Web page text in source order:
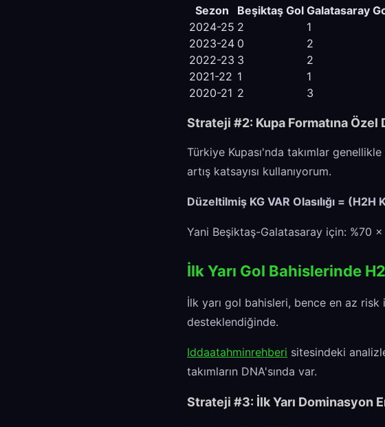
Sezon Beşiktaş Gol Galatasaray
2024-25 2 1
2023-24 0 2
2022-23 3 2
2021-22 1 1
2020-21 2 3
Strateji #2: Kupa Formatına Özel
Türkiye Kupası'nda takımlar
artış katsayısı kullanıyorum.
Düzeltilmiş KG VAR Olasılığı = (H2H
Yani Beşiktaş-Galatasaray için: %70 ×
İlk Yarı Gol Bahislerinde
İlk yarı gol bahisleri, bence en az
desteklendiğinde.
Iddaatahminrehberi sitesindeki
takımların DNA'sında var.
Strateji #3: İlk Yarı Dominasyon